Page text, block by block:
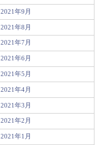
2021年9月
2021年8月
2021年7月
2021年6月
2021年5月
2021年4月
2021年3月
2021年2月
2021年1月